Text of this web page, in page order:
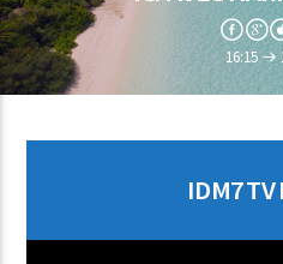
ARTISTE
16:15
IDM7 TV